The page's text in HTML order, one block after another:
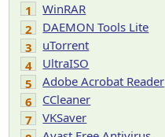
1
WinRAR
2
DAEMON Tools Lite
3
uTorrent
4
UltraISO
5
Adobe Acrobat Reader
6
CCleaner
7
VKSaver